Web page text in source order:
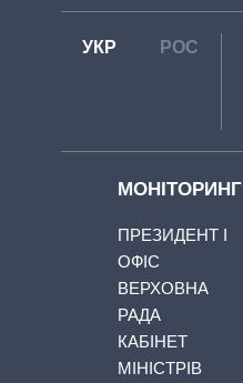
УКР РОС
МОНІТОРИНГ
ПРЕЗИДЕНТ І
ОФІС
ВЕРХОВНА
РАДА
КАБІНЕТ
МІНІСТРІВ